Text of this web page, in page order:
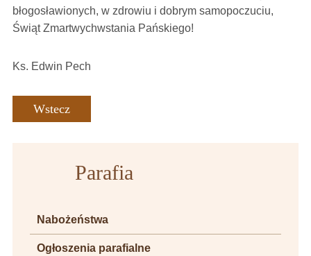
błogosławionych, w zdrowiu i dobrym samopoczuciu,
Świąt Zmartwychwstania Pańskiego!
Ks. Edwin Pech
Wstecz
Parafia
Nabożeństwa
Ogłoszenia parafialne